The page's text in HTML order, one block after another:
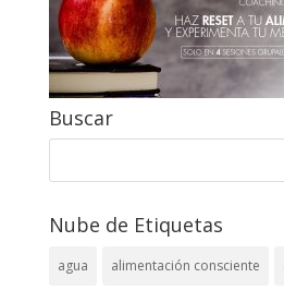
Buscar
Nube de Etiquetas
agua alimentación consciente